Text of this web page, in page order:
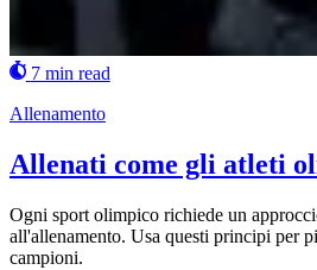
7 min read
Allenamento
Allenati come gli atleti
Ogni sport olimpico richiede un
all'allenamento. Usa questi principi per
campioni.